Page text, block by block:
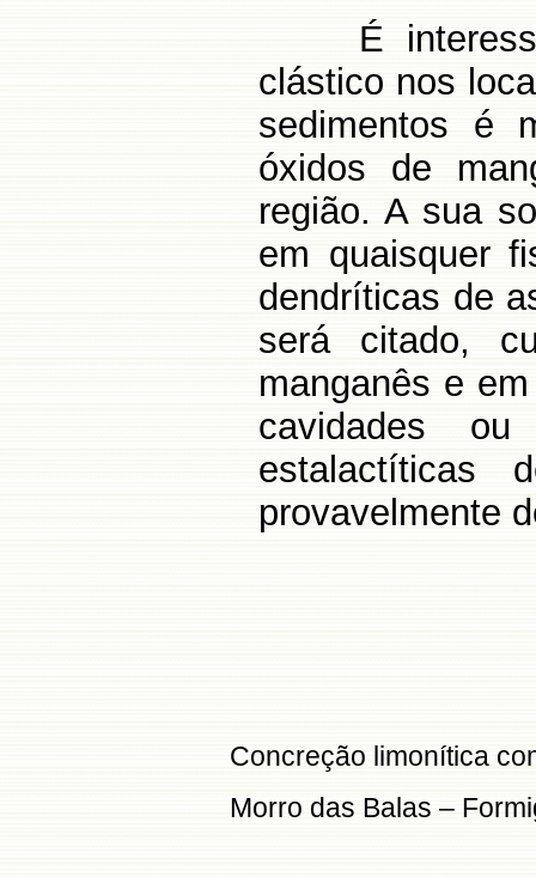
É
clástico nos
sedimentos é
óxidos de
região. A sua
em quaisquer
dendríticas de
será citado,
manganês e
cavidades
estalactíticas
provavelmente
Concreção limonítica
Morro das Balas –